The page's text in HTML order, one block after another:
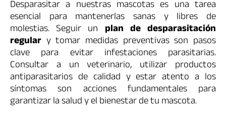
Desparasitar a nuestras mascotas es una tarea
esencial para mantenerlas sanas y libres de
molestias. Seguir un plan de desparasitación
regular y tomar medidas preventivas son pasos
clave para evitar infestaciones parasitarias.
Consultar a un veterinario, utilizar productos
antiparasitarios de calidad y estar atento a los
síntomas son acciones fundamentales para
garantizar la salud y el bienestar de tu mascota.